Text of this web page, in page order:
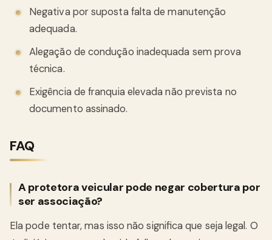
Negativa por suposta falta de manutenção
adequada.
Alegação de condução inadequada sem prova
técnica.
Exigência de franquia elevada não prevista no
documento assinado.
FAQ
A protetora veicular pode negar cobertura por
ser associação?
Ela pode tentar, mas isso não significa que seja legal. O